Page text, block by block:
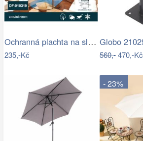
Ochranná plachta na slunečník 200-300 cm
235,-Kč 560,-470,-Kč
- 23%